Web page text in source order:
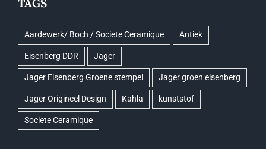
TAGS
Aardewerk/ Boch / Societe Ceramique Antiek
Eisenberg DDR Jager
Jager Eisenberg Groene stempel Jager groen eisenberg
Jager Origineel Design Kahla kunststof
Societe Ceramique